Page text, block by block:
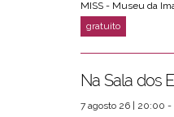
Na Sala dos
7 agosto 26 | 20:00